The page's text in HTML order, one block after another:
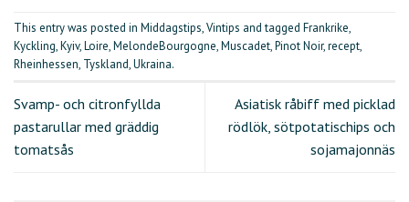
This entry was posted in Middagstips,Vintips and tagged Frankrike,
Kyckling,Kyiv,Loire,MelondeBourgogne,Muscadet,Pinot Noir,recept,
Rheinhessen, Tyskland,Ukraina.
Svamp- och citronfyllda
pastarullar med gräddig
tomatsås
Asiatisk råbiff med picklad
rödlök, sötpotatischips och
sojamajonnäs